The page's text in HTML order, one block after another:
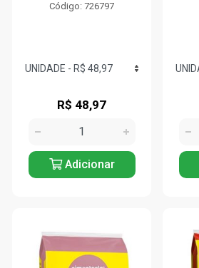
Código: 726797
R$ 48,97
Adicionar